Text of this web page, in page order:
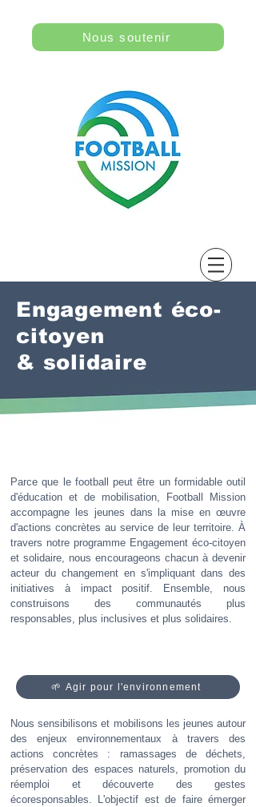
Nous soutenir
Engagement éco-
citoyen
& solidaire
Parce que le football peut être un formidable outil
d'éducation et de mobilisation, Football Mission
accompagne les jeunes dans la mise en œuvre
d'actions concrètes au service de leur territoire. À
travers notre programme Engagement éco-citoyen
et solidaire, nous encourageons chacun à devenir
acteur du changement en s'impliquant dans des
initiatives à impact positif. Ensemble, nous
construisons des communautés plus
responsables, plus inclusives et plus solidaires.
🌱 Agir pour l'environnement
Nous sensibilisons et mobilisons les jeunes autour
des enjeux environnementaux à travers des
actions concrètes : ramassages de déchets,
préservation des espaces naturels, promotion du
réemploi et découverte des gestes
écoresponsables. L'objectif est de faire émerger